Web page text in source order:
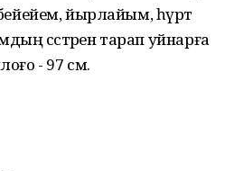
йырлайым, һүрәт
сәстәрен тарап уйнарға
- 97 см.